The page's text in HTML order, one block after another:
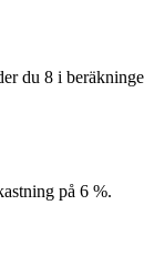
du 8 i
på 6 %.